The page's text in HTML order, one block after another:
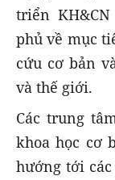
triển
phủ về mục
cứu cơ bản
và thế giới.
Các trung
khoa học cơ
hướng tới